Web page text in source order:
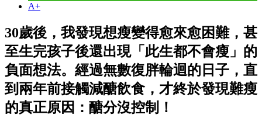
A+
30歲後，我發現想瘦變得愈來愈困難，甚
至生完孩子後還出現「此生都不會瘦」的
負面想法。經過無數復胖輪迴的日子，直
到兩年前接觸減醣飲食，才終於發現難瘦
的真正原因：醣分沒控制！